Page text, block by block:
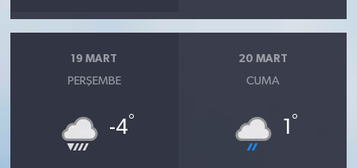
19 MART
PERŞEMBE
-4°
20 MART
CUMA
1 °